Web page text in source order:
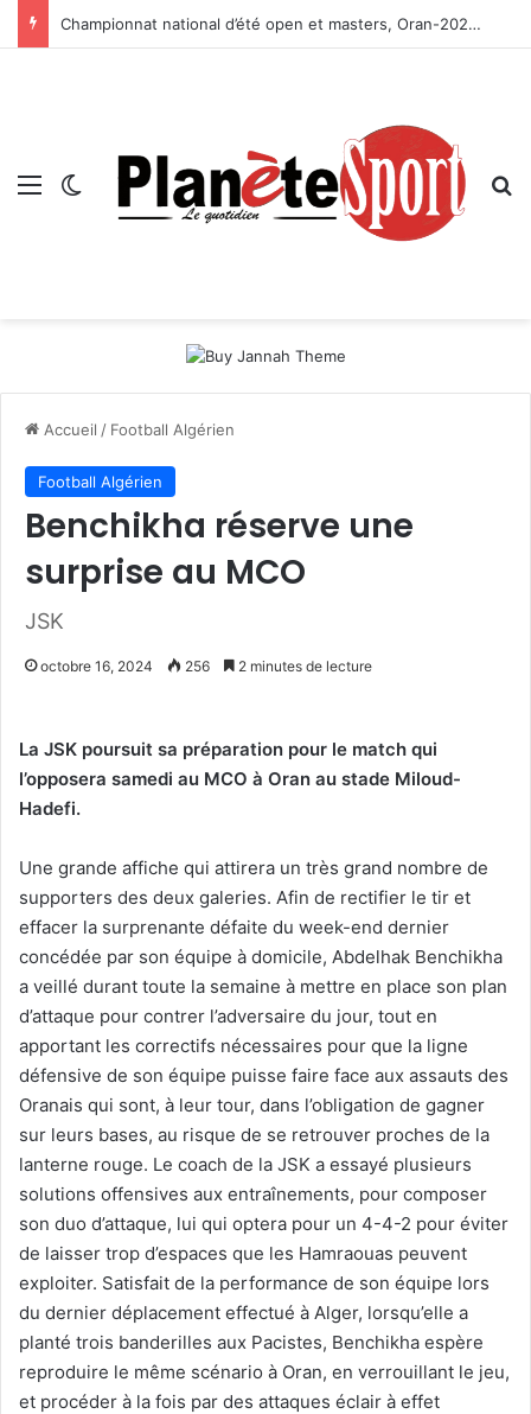
Championnat national d’été open et masters, Oran-2026 — Le CRB s’adjuge le titre
Menu Switch skin
Accueil / Football Algérien
Football Algérien
Benchikha réserve une
surprise au MCO
JSK
octobre 16, 2024 256 2 minutes de lecture
La JSK poursuit sa préparation pour le match qui
l’opposera samedi au MCO à Oran au stade Miloud-
Hadefi.
Une grande affiche qui attirera un très grand nombre de
supporters des deux galeries. Afin de rectifier le tir et
effacer la surprenante défaite du week-end dernier
concédée par son équipe à domicile, Abdelhak Benchikha
a veillé durant toute la semaine à mettre en place son plan
d’attaque pour contrer l’adversaire du jour, tout en
apportant les correctifs nécessaires pour que la ligne
défensive de son équipe puisse faire face aux assauts des
Oranais qui sont, à leur tour, dans l’obligation de gagner
sur leurs bases, au risque de se retrouver proches de la
lanterne rouge. Le coach de la JSK a essayé plusieurs
solutions offensives aux entraînements, pour composer
son duo d’attaque, lui qui optera pour un 4-4-2 pour éviter
de laisser trop d’espaces que les Hamraouas peuvent
exploiter. Satisfait de la performance de son équipe lors
du dernier déplacement effectué à Alger, lorsqu’elle a
planté trois banderilles aux Pacistes, Benchikha espère
reproduire le même scénario à Oran, en verrouillant le jeu,
et procéder à la fois par des attaques éclair à effet